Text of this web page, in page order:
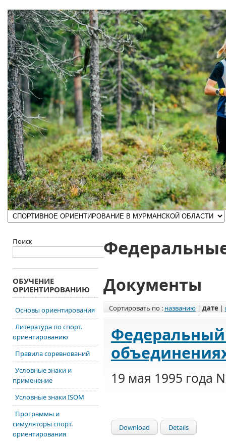
Документы
Сортировать по : названию| дате |
19 мая 1995 года
Download Details
Поиск
ОБУЧЕНИЕ
ОРИЕНТИРОВАНИЮ
Основы ориентирования
Литература по спорт.
ориентированию
Правила соревнований
Условные знаки и
применение
Условные знаки ISOM
Программы и
симуляторы спорт.
ориентирования